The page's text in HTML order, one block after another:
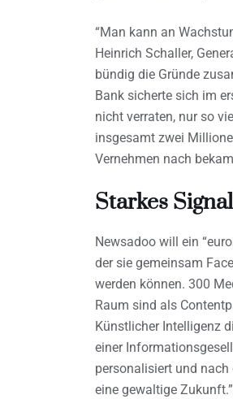
“Man kann an
Heinrich Schaller,
bündig die Gründe
Bank sicherte sich im
nicht verraten, nur so
insgesamt zwei
Vernehmen nach
Starkes
Newsadoo will ein
der sie gemeinsam
werden können. 300
Raum sind als
Künstlicher Intelligenz
einer
personalisiert und nach
eine gewaltige Zukunft.”